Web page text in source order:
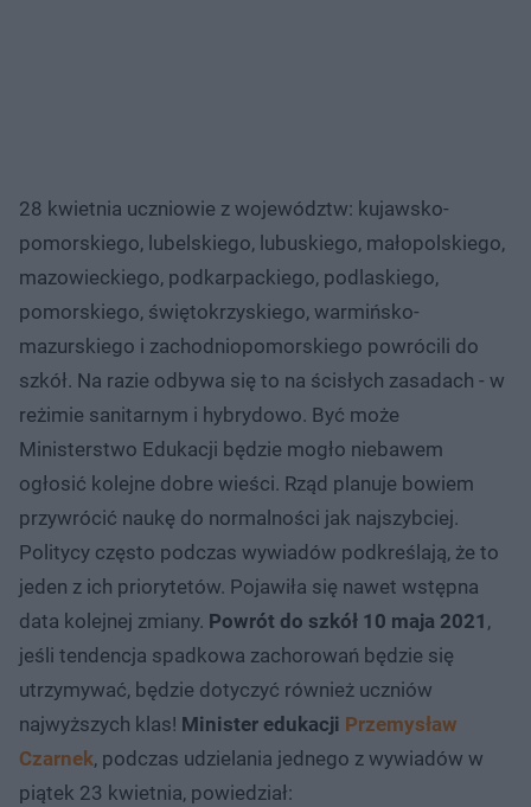
28 kwietnia uczniowie z województw: kujawsko-
pomorskiego, lubelskiego, lubuskiego, małopolskiego,
mazowieckiego, podkarpackiego, podlaskiego,
pomorskiego, świętokrzyskiego, warmińsko-
mazurskiego i zachodniopomorskiego powrócili do
szkół. Na razie odbywa się to na ścisłych zasadach - w
reżimie sanitarnym i hybrydowo. Być może
Ministerstwo Edukacji będzie mogło niebawem
ogłosić kolejne dobre wieści. Rząd planuje bowiem
przywrócić naukę do normalności jak najszybciej.
Politycy często podczas wywiadów podkreślają, że to
jeden z ich priorytetów. Pojawiła się nawet wstępna
data kolejnej zmiany. Powrót do szkół 10 maja 2021 ,
jeśli tendencja spadkowa zachorowań będzie się
utrzymywać, będzie dotyczyć również uczniów
najwyższych klas! Minister edukacji Przemysław
Czarnek, podczas udzielania jednego z wywiadów w
piątek 23 kwietnia, powiedział: